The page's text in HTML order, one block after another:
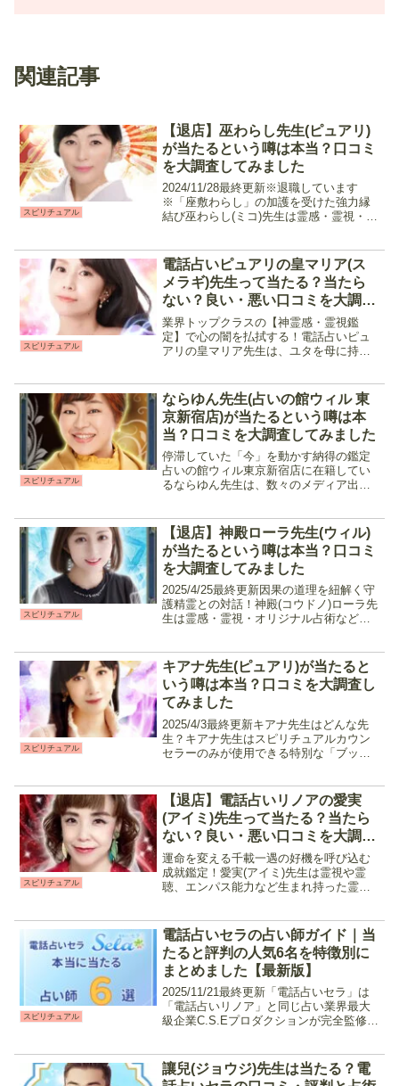
関連記事
スピリチュアル
【退店】巫わらし先生(ピュアリ)
が当たるという噂は本当？口コミ
を大調査してみました
2024/11/28最終更新※退職しています
※「座敷わらし」の加護を受けた強力縁
結び巫わらし(ミコ)先生は霊感・霊視・タ
えてくれるスピリチュアル鑑定、長年培
った独自の占...
スピリチュアル
電話占いピュアリの皇マリア(ス
メラギ)先生って当たる？当たら
ない？良い・悪い口コミを大調査
してみました
業界トップクラスの【神霊感・霊視鑑
定】で心の闇を払拭する！電話占いピュ
アリの皇マリア先生は、ユタを母に持つ
ュアルリーディングで高次元の存在や潜
在意識と繋がる事で現状を打...
スピリチュアル
ならゆん先生(占いの館ウィル 東
京新宿店)が当たるという噂は本
当？口コミを大調査してみました
停滞していた「今」を動かす納得の鑑定
占いの館ウィル東京新宿店に在籍してい
るならゆん先生は、数々のメディア出演
せ、独自の視点から鑑定を行い相談者の
知りたい内容に沿った的確...
スピリチュアル
【退店】神殿ローラ先生(ウィル)
が当たるという噂は本当？口コミ
を大調査してみました
2025/4/25最終更新因果の道理を紐解く守
護精霊との対話！神殿(コウドノ)ローラ先
生は霊感・霊視・オリジナル占術などを
イ、人間関係など占える幅も広く、特に
気持ちに関...
スピリチュアル
キアナ先生(ピュアリ)が当たると
いう噂は本当？口コミを大調査し
てみました
2025/4/3最終更新キアナ先生はどんな先
生？キアナ先生はスピリチュアルカウン
セラーのみが使用できる特別な「ブッダ
オリジナル占術で鑑定を行う占い師で
す。カードだけでな...
スピリチュアル
【退店】電話占いリノアの愛実
(アイミ)先生って当たる？当たら
ない？良い・悪い口コミを大調査
してみました
運命を変える千載一遇の好機を呼び込む
成就鑑定！愛実(アイミ)先生は霊視や霊
聴、エンパス能力など生まれ持った霊能
者と繋がる事で、気になる相手の人物像
や気持ちを映像や霊聴で...
スピリチュアル
電話占いセラの占い師ガイド｜当
たると評判の人気6名を特徴別に
まとめました【最新版】
2025/11/21最終更新「電話占いセラ」は
「電話占いリノア」と同じ占い業界最大
級企業C.S.Eプロダクションが完全監修を
格でプライバシーなどのセキュリティも
万全...
讓兒(ジョウジ)先生は当たる？電